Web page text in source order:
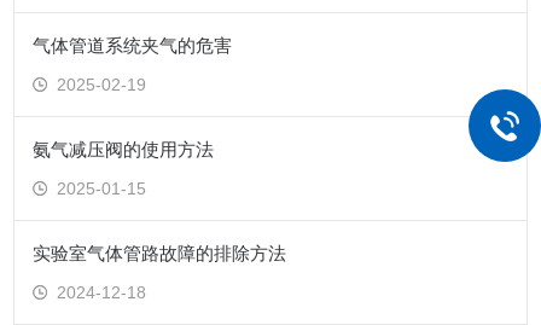
气体管道系统夹气的危害
2025-02-19
氨气减压阀的使用方法
2025-01-15
实验室气体管路故障的排除方法
2024-12-18